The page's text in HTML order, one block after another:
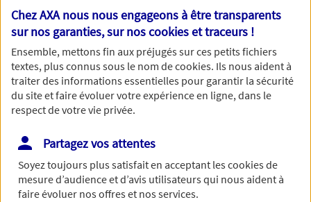
Toutes nos excuses, une erreur technique nous empêche
de traiter votre demande. N'hésitez pas à rafraichir ce
formulaire dans quelques minutes.
Chez AXA nous nous engageons à être transparents
sur nos garanties, sur noscookies et traceurs !
Ensemble, mettons fin aux préjugés sur ces petits fichiers
textes, plus connus sous le nom decookies. Ils nous aident à
traiter des informations essentielles pour garantir la sécurité
du site et faire évoluer votre expérience en ligne, dans le
respect de votre vie privée.
Partagez vos attentes
Soyez toujours plus satisfait en acceptant lescookiesde
mesure d’audience et d’avis utilisateurs qui nous aident à
faire évoluer nos offres et nos services.